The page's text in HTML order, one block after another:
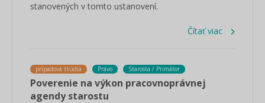
stanovených v tomto ustanovení.
Čítať viac
prípadová štúdia Právo Starosta / Primátor
Poverenie na výkon pracovnoprávnej
agendy starostu